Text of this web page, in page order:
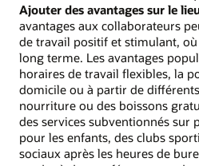
Ajouter des avantages sur le
avantages aux collaborateurs
de travail positif et stimulant,
long terme. Les avantages
horaires de travail flexibles, la
domicile ou à partir de
nourriture ou des boissons
des services subventionnés sur
pour les enfants, des clubs
sociaux après les heures de